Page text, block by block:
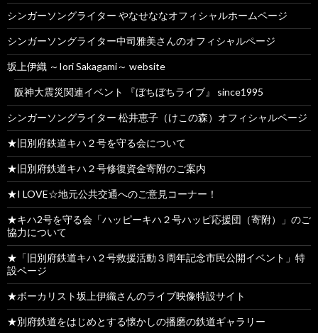
シンガーソングライター やなせななオフィシャルホームページ
シンガーソングライター中司雅美さんのオフィシャルページ
坂上伊織 ～Iori Sakagami～ website
阪神大震災関連イベント 『ぼちぼちライブ』 since1995
シンガーソングライター 松井恵子（けこの森）オフィシャルページ
★旧別府鉄道キハ２号を守る会について
★旧別府鉄道キハ２号修復資金寄附のご案内
★I LOVE☆地元公共交通へのご意見コーナー！
★キハ2号を守る会「ハッピーキハ２号ハッピ応援団（寄附）」のご
協力について
★「旧別府鉄道キハ２号救援活動３周年記念市民公開イベント」特
設ページ
★ボーカリスト坂上伊織さんのライブ映像特設サイト
★別府鉄道をはじめとする懐かしの播磨の鉄道ギャラリー